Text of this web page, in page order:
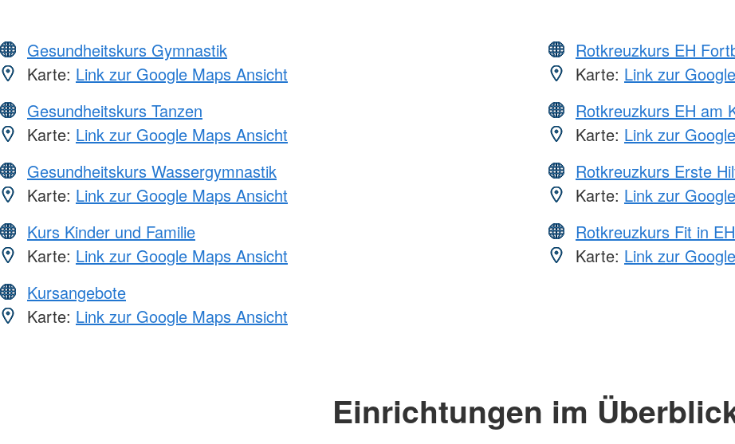
Gesundheitskurs Gymnastik
Karte: Link zur Google Maps Ansicht
Gesundheitskurs Tanzen
Karte: Link zur Google Maps Ansicht
Gesundheitskurs Wassergymnastik
Karte: Link zur Google Maps Ansicht
Kurs Kinder und Familie
Karte: Link zur Google Maps Ansicht
Kursangebote
Karte: Link zur Google Maps Ansicht
Rotkreuzkurs EH
Karte: Link zur
Rotkreuzkurs EH am
Karte: Link zur
Rotkreuzkurs Erste
Karte: Link zur
Rotkreuzkurs Fit in EH
Karte: Link zur
Einrichtungen im